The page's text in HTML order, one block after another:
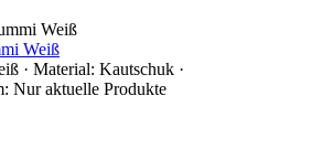
Weiß
· Material: Kautschuk ·
Nur aktuelle Produkte